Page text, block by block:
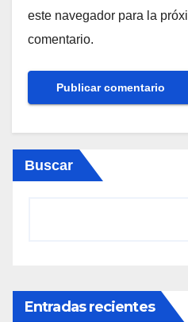
este navegador para la
comentario.
Buscar
Entradas recientes